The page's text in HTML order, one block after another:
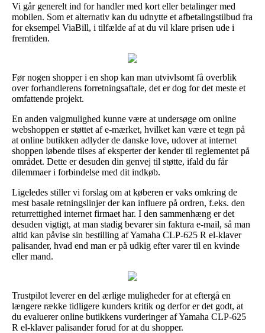
Vi går generelt ind for handler med kort eller betalinger med
mobilen. Som et alternativ kan du udnytte et afbetalingstilbud fra
for eksempel ViaBill, i tilfælde af at du vil klare prisen ude i
fremtiden.
Før nogen shopper i en shop kan man utvivlsomt få overblik
over forhandlerens forretningsaftale, det er dog for det meste et
omfattende projekt.
En anden valgmulighed kunne være at undersøge om online
webshoppen er støttet af e-mærket, hvilket kan være et tegn på
at online butikken adlyder de danske love, udover at internet
shoppen løbende tilses af eksperter der kender til reglementet på
området. Dette er desuden din genvej til støtte, ifald du får
dilemmaer i forbindelse med dit indkøb.
Ligeledes stiller vi forslag om at køberen er vaks omkring de
mest basale retningslinjer der kan influere på ordren, f.eks. den
returrettighed internet firmaet har. I den sammenhæng er det
desuden vigtigt, at man stadig bevarer sin faktura e-mail, så man
altid kan påvise sin bestilling af Yamaha CLP-625 R el-klaver
palisander, hvad end man er på udkig efter varer til en kvinde
eller mand.
Trustpilot leverer en del ærlige muligheder for at eftergå en
længere række tidligere kunders kritik og derfor er det godt, at
du evaluerer online butikkens vurderinger af Yamaha CLP-625
R el-klaver palisander forud for at du shopper.